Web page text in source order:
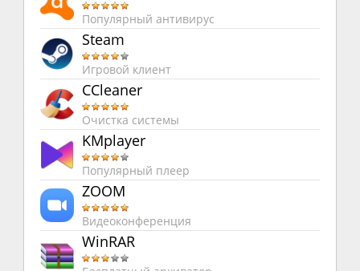
Популярный антивирус
Steam
Игровой клиент
CCleaner
Очистка системы
KMplayer
Популярный плеер
ZOOM
Видеоконференция
WinRAR